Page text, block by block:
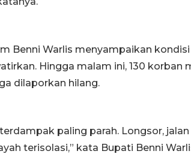
Benni Warlis menyampaikan
Hingga malam ini, 130 korban
dilaporkan hilang.
terdampak paling parah. Longsor,
terisolasi,” kata Bupati Benni